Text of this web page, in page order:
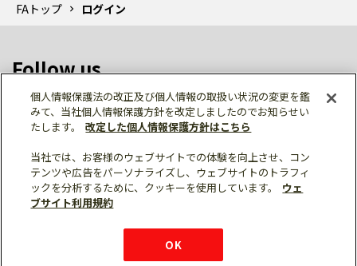
FAトップ ログイン
Follow us
個人情報保護 利用規約
ご利用にあたって
サイトマップ
三菱電機トップ
個人情報保護法の改正及び個人情報の取扱い状況の変更を鑑
みて、当社個人情報保護方針を改定しましたのでお知らせい
たします。
改定した個人情報保護方針はこちら
当社では、お客様のウェブサイトでの体験を向上させ、コン
テンツや広告をパーソナライズし、ウェブサイトのトラフィ
ックを分析するために、クッキーを使用しています。
ウェ
ブサイト利用規約
OK
チャットサービス